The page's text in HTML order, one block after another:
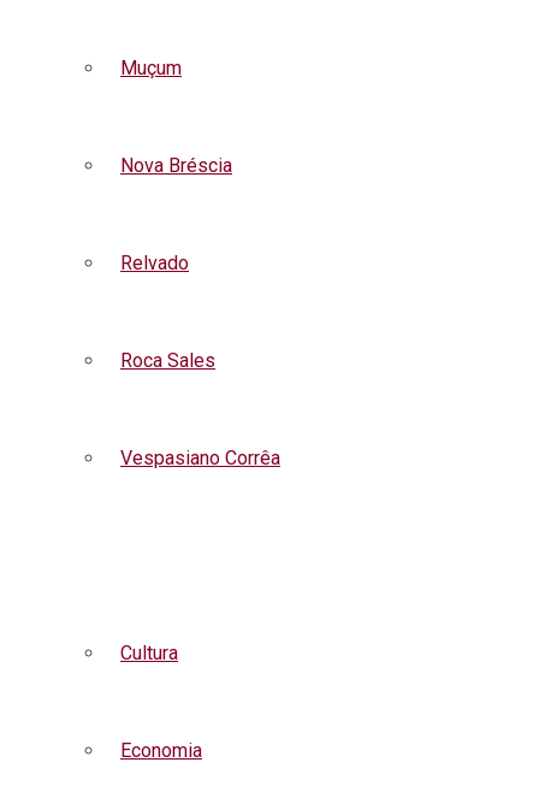
Muçum
Nova Bréscia
Relvado
Roca Sales
Vespasiano Corrêa
Cultura
Economia